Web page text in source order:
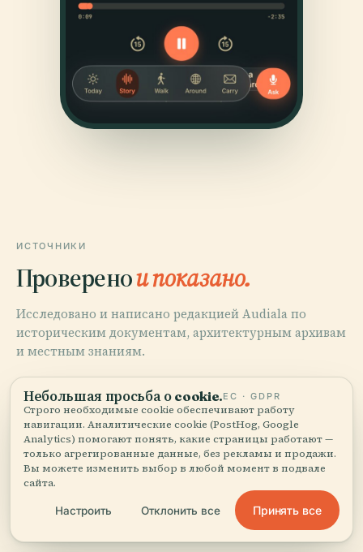
ИСТОЧНИКИ
Проверенои показано.
Исследовано и написано редакцией Audiala по
историческим документам, архитектурным архивам
и местным знаниям.
Saint-Germain-en-Laye Urbanism Notice, 2013, City of
Saint-Germain-en-Laye
Wikipatrimoine, Couvent des Dames de Saint-Thomas
Небольшая просьба о cookie.ЕС · GDPR
Строго необходимые cookie обеспечивают работу
навигации. Аналитические cookie (PostHog, Google
Analytics) помогают понять, какие страницы работают —
только агрегированные данные, без рекламы и продажи.
Вы можете изменить выбор в любой момент в подвале
сайта.
Настроить Отклонить все Принять все